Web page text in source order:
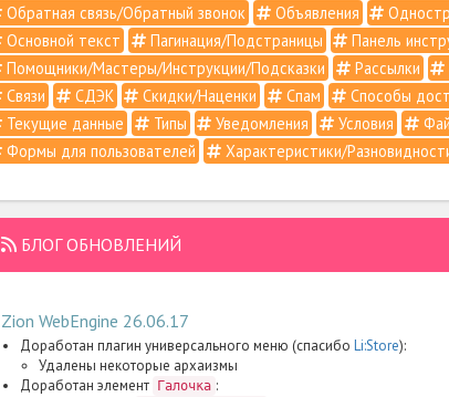
Обратная связь/Обратный звонок
Объявления
Основной текст
Пагинация/Подстраницы Панель
Помощники/Мастеры/Инструкции/Подсказки
Рассылки
Связи
СДЭК Скидки/Наценки Спам Способы
Текущие данные
Типы Уведомления Условия
Формы для пользователей
Характеристики/
БЛОГ ОБНОВЛЕНИЙ
Zion WebEngine 26.06.17
Доработан плагин универсального меню (спасибо Li:Store):
Удалены некоторые архаизмы
Доработан элемент
Галочка :